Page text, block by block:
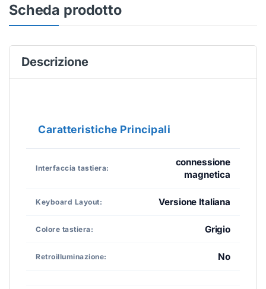
Scheda prodotto
Descrizione
Caratteristiche Principali
Interfaccia tastiera:
connessione
magnetica
Keyboard Layout: Versione Italiana
Colore tastiera: Grigio
Retroilluminazione: No